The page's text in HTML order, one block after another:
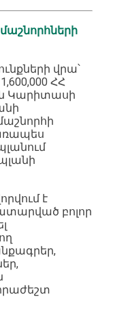
վրա՝
ՀՀ
Կարիտասի
է
բոլոր